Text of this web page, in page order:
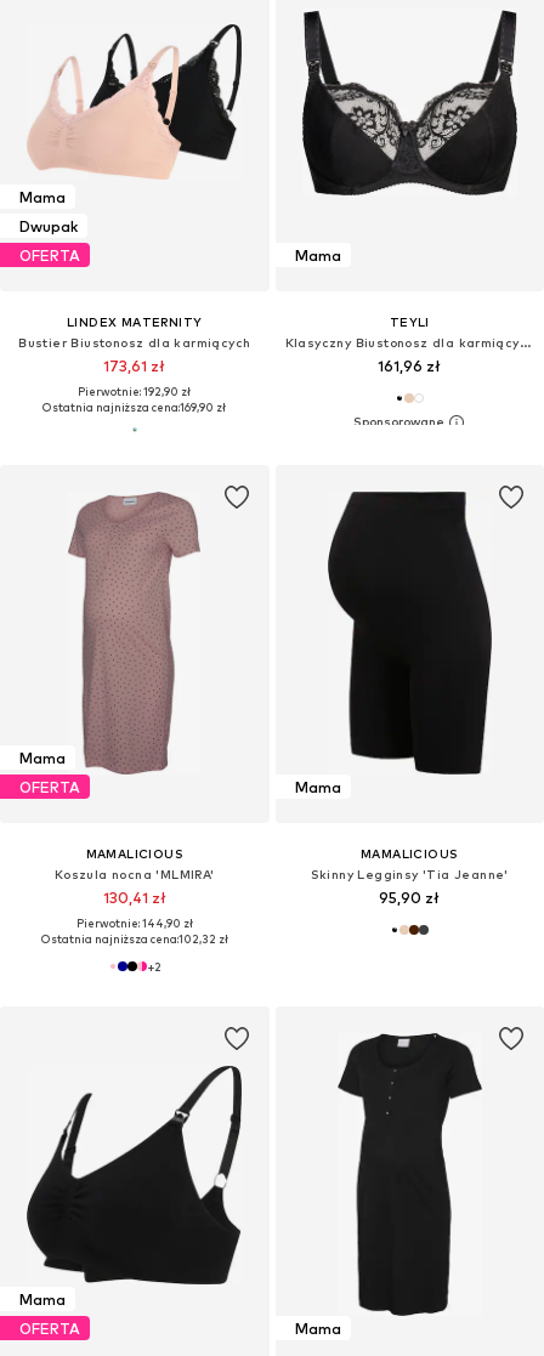
Mama
Dwupak
OFERTA
LINDEX MATERNITY
Bustier Biustonosz dla karmiących
173,61 zł
Pierwotnie: 192,90 zł
Ostatnia najniższa cena:169,90 zł
Mama
TEYLI
Klasyczny Biustonosz dla karmiących 'Anastasia'
161,96 zł
Mama
OFERTA
MAMALICIOUS
Koszula nocna 'MLMIRA'
130,41 zł
Pierwotnie: 144,90 zł
Ostatnia najniższa cena:102,32 zł
+2
Mama
MAMALICIOUS
Skinny Legginsy 'Tia Jeanne'
95,90 zł
Mama
OFERTA
Mama